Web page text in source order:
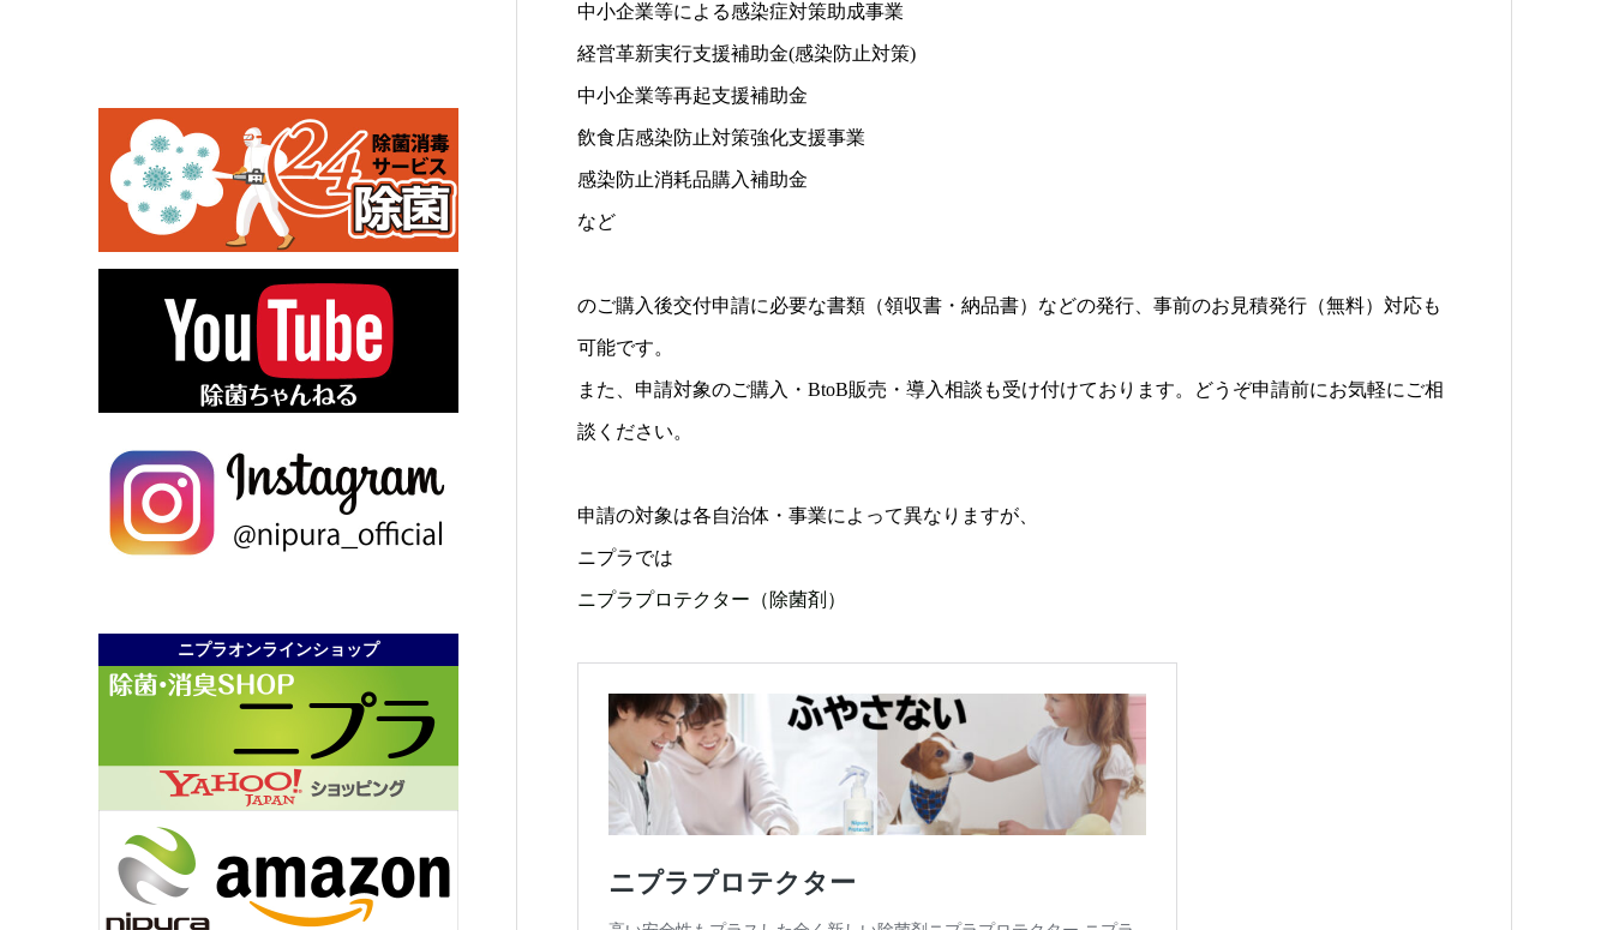
中小企業等による感染症対策助成事業
経営革新実行支援補助金(感染防止対策)
中小企業等再起支援補助金
飲食店感染防止対策強化支援事業
感染防止消耗品購入補助金
など
のご購入後交付申請に必要な書類（領収書・納品書）などの発行、事前のお見積発行（無料）対応も
可能です。
また、申請対象のご購入・BtoB販売・導入相談も受け付けております。どうぞ申請前にお気軽にご相
談ください。
申請の対象は各自治体・事業によって異なりますが、
ニプラでは
ニプラプロテクター（除菌剤）
ニプラオンラインショップ